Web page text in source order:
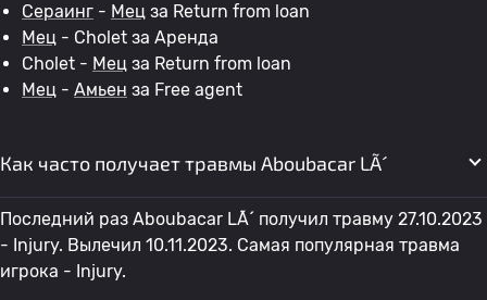
Сераинг - Мец за Return from loan
Мец - Cholet за Аренда
Cholet - Мец за Return from loan
Мец - Амьен за Free agent
Как часто получает травмы Aboubacar LÃ´
Последний раз Aboubacar LÃ´ получил травму 27.10.2023
- Injury. Вылечил 10.11.2023. Самая популярная травма
игрока - Injury.